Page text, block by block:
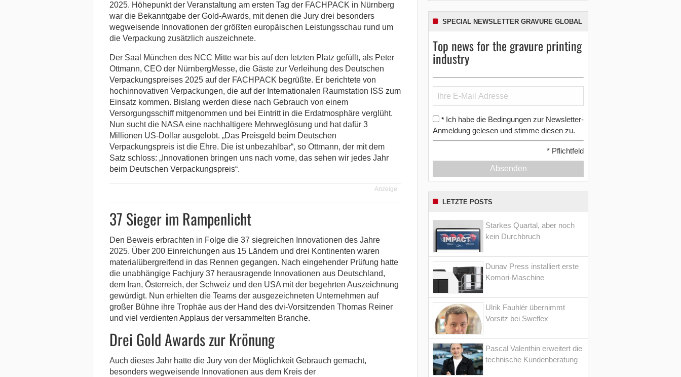
2025. Höhepunkt der Veranstaltung am ersten Tag der FACHPACK in Nürnberg
war die Bekanntgabe der Gold-Awards, mit denen die Jury drei besonders
wegweisende Innovationen der größten europäischen Leistungsschau rund um
die Verpackung zusätzlich auszeichnete.
Der Saal München des NCC Mitte war bis auf den letzten Platz gefüllt, als Peter
Ottmann, CEO der NürnbergMesse, die Gäste zur Verleihung des Deutschen
Verpackungspreises 2025 auf der FACHPACK begrüßte. Er berichtete von
hochinnovativen Verpackungen, die auf der Internationalen Raumstation ISS zum
Einsatz kommen. Bislang werden diese nach Gebrauch von einem
Versorgungsschiff mitgenommen und bei Eintritt in die Erdatmosphäre verglüht.
Nun sucht die NASA eine nachhaltigere Mehrweglösung und hat dafür 3
Millionen US-Dollar ausgelobt. „Das Preisgeld beim Deutschen
Verpackungspreis ist die Ehre. Die ist unbezahlbar“, so Ottmann, der mit dem
Satz schloss: „Innovationen bringen uns nach vorne, das sehen wir jedes Jahr
beim Deutschen Verpackungspreis“.
Anzeige
37 Sieger im Rampenlicht
Den Beweis erbrachten in Folge die 37 siegreichen Innovationen des Jahre
2025. Über 200 Einreichungen aus 15 Ländern und drei Kontinenten waren
materialübergreifend in das Rennen gegangen. Nach eingehender Prüfung hatte
die unabhängige Fachjury 37 herausragende Innovationen aus Deutschland,
dem Iran, Österreich, der Schweiz und den USA mit der begehrten Auszeichnung
gewürdigt. Nun erhielten die Teams der ausgezeichneten Unternehmen auf
großer Bühne ihre Trophäe aus der Hand des dvi-Vorsitzenden Thomas Reiner
und viel verdienten Applaus der versammelten Branche.
Drei Gold Awards zur Krönung
Auch dieses Jahr hatte die Jury von der Möglichkeit Gebrauch gemacht,
besonders wegweisende Innovationen aus dem Kreis der
SPECIAL NEWSLETTER GRAVURE GLOBAL
Top news for the gravure printing
industry
* Ich habe die Bedingungen zur Newsletter-
Anmeldung gelesen und stimme diesen zu.
* Pflichtfeld
Absenden
LETZTE POSTS
Starkes Quartal, aber noch
kein Durchbruch
Dunav Press installiert erste
Komori-Maschine
Ulrik Fauhlér übernimmt
Vorsitz bei Sweflex
Pascal Valenthin erweitert die
technische Kundenberatung